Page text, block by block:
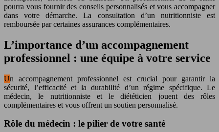
pourra vous fournir des conseils personnalisés et vous accompagner
dans votre démarche. La consultation d’un nutritionniste est
remboursée par certaines assurances complémentaires.
L’importance d’un accompagnement
professionnel : une équipe à votre service
Un accompagnement professionnel est crucial pour garantir la
sécurité, l’efficacité et la durabilité d’un régime spécifique. Le
médecin, le nutritionniste et le diététicien jouent des rôles
complémentaires et vous offrent un soutien personnalisé.
Rôle du médecin : le pilier de votre santé